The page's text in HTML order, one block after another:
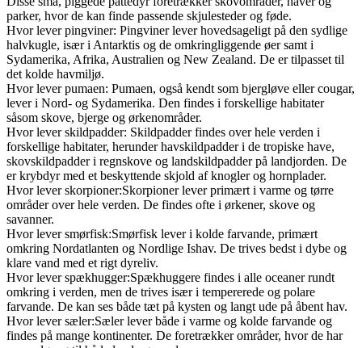
parker, hvor de kan finde passende skjulesteder og føde.
Hvor lever pingviner: Pingviner lever hovedsageligt på den sydlige
halvkugle, især i Antarktis og de omkringliggende øer samt i
Sydamerika, Afrika, Australien og New Zealand. De er tilpasset til
det kolde havmiljø.
Hvor lever pumaen: Pumaen, også kendt som bjergløve eller cougar,
lever i Nord- og Sydamerika. Den findes i forskellige habitater
såsom skove, bjerge og ørkenområder.
Hvor lever skildpadder: Skildpadder findes over hele verden i
forskellige habitater, herunder havskildpadder i de tropiske have,
skovskildpadder i regnskove og landskildpadder på landjorden. De
er krybdyr med et beskyttende skjold af knogler og hornplader.
Hvor lever skorpioner:Skorpioner lever primært i varme og tørre
områder over hele verden. De findes ofte i ørkener, skove og
savanner.
Hvor lever smørfisk:Smørfisk lever i kolde farvande, primært
omkring Nordatlanten og Nordlige Ishav. De trives bedst i dybe og
klare vand med et rigt dyreliv.
Hvor lever spækhugger:Spækhuggere findes i alle oceaner rundt
omkring i verden, men de trives især i tempererede og polare
farvande. De kan ses både tæt på kysten og langt ude på åbent hav.
Hvor lever sæler:Sæler lever både i varme og kolde farvande og
findes på mange kontinenter. De foretrækker områder, hvor de har